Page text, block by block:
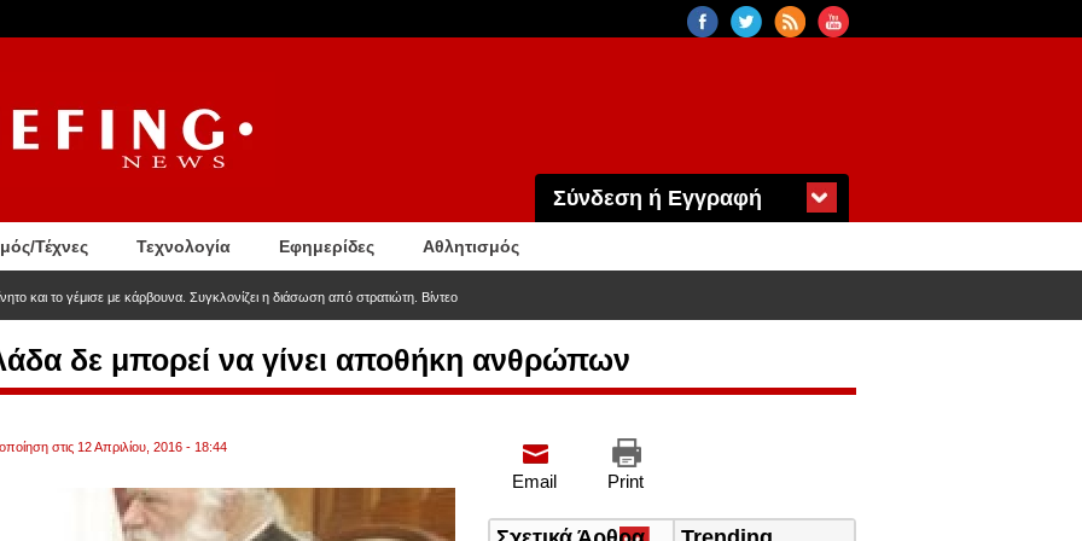
Σύνδεση ή Εγγραφή
Τέχνες Τεχνολογία Εφημερίδες Αθλητισμός
και το γέμισε με κάρβουνα. Συγκλονίζει η διάσωση από στρατιώτη. Βίντεο
δε μπορεί να γίνει αποθήκη ανθρώπων
στις 12 Απριλίου, 2016 - 18:44
Print
Email